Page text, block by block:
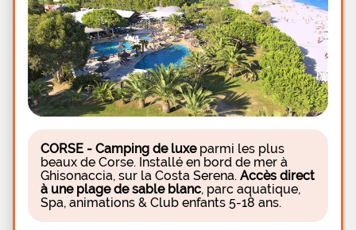
CORSE - Camping de luxe parmi les plus
beaux de Corse. Installé en bord de mer à
Ghisonaccia, sur la Costa Serena. Accès direct
à une plage de sable blanc, parc aquatique,
Spa, animations & Club enfants 5-18 ans.